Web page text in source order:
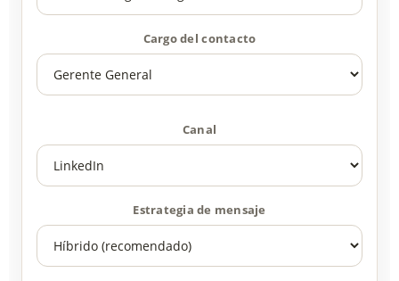
Cargo del contacto
Canal
Estrategia de mensaje